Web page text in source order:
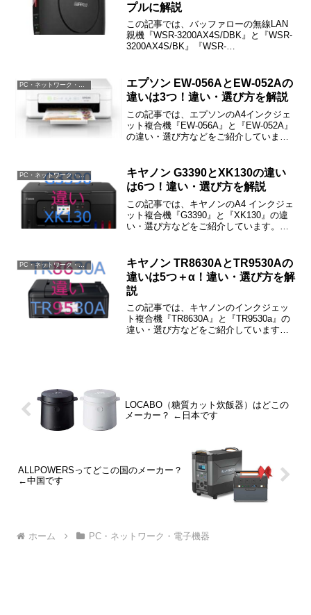
プルに解説
この記事では、バッファローの無線LAN
親機『WSR-3200AX4S/DBK』と『WSR-
3200AX4S/BK』『WSR-
PC・ネットワーク・電子機器
エプソン EW-056AとEW-052Aの
違いは3つ！違い・選び方を解説
この記事では、エプソンのA4インクジェ
ット複合機『EW-056A』と『EW-052A』
の違い・選び方などをご紹介していま
OS」の3つで、その他の機能・性能は同
じです。
PC・ネットワーク・電子機器
キヤノン G3390とXK130の違い
は6つ！違い・選び方を解説
この記事では、キヤノンのA4 インクジェ
ット複合機『G3390』と『XK130』の違
い・選び方などをご紹介しています。
の6つです。
PC・ネットワーク・電子機器
キヤノン TR8630AとTR9530Aの
違いは5つ＋α！違い・選び方を解
説
この記事では、キヤノンのインクジェッ
ト複合機『TR8630A』と『TR9530a』の
違い・選び方などをご紹介しています。
LOCABO（糖質カット炊飯器）はどこの
メーカー？ ←日本です
ALLPOWERSってどこの国のメーカー？
←中国です
ホーム PC・ネットワーク・電子機器